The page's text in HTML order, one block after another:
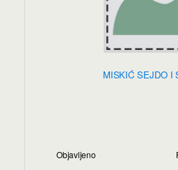
MISKIĆ SEJDO I
Objavljeno